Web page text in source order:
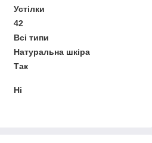
Устілки
42
Всі типи
Натуральна шкіра
Так
Ні